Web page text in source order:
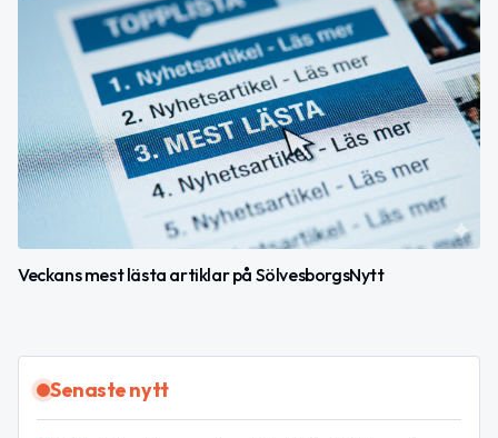
Veckans mest lästa artiklar på SölvesborgsNytt
Senaste nytt